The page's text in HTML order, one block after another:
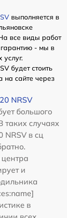
выполняется в
все виды работ
- мы в
будет стоить
на сайте через
NRSV
большого
таких случаях
NRSV в сц
и
в